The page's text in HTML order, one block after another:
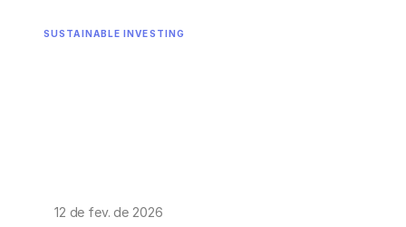
SUSTAINABLE INVESTING
12 de fev. de 2026